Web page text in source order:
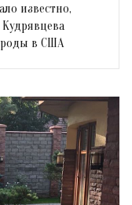
известно,
роды в США